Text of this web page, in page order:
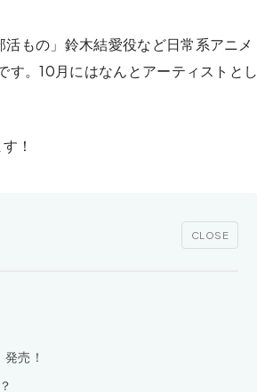
もの」鈴木結愛役など日常系アニメ
。10月にはなんとアーティストとし
！
CLOSE
売！